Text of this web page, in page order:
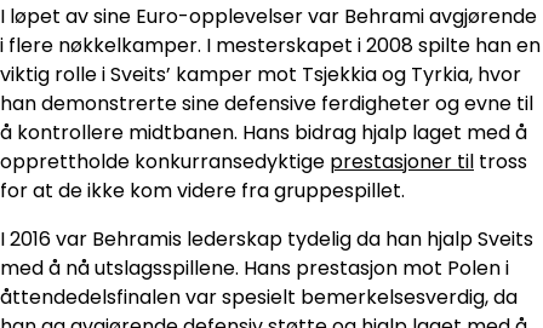
I løpet av sine Euro-opplevelser var Behrami avgjørende
i flere nøkkelkamper. I mesterskapet i 2008 spilte han en
viktig rolle i Sveits’ kamper mot Tsjekkia og Tyrkia, hvor
han demonstrerte sine defensive ferdigheter og evne til
å kontrollere midtbanen. Hans bidrag hjalp laget med å
opprettholde konkurransedyktige prestasjoner til tross
for at de ikke kom videre fra gruppespillet.
I 2016 var Behramis lederskap tydelig da han hjalp Sveits
med å nå utslagsspillene. Hans prestasjon mot Polen i
åttendedelsfinalen var spesielt bemerkelsesverdig, da